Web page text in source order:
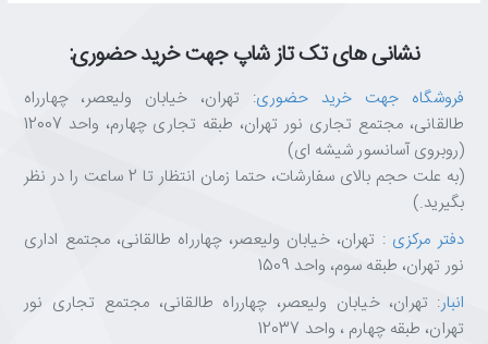
خیالت از خرید راحت باشه.
ما اینجاییم تا تجربه‌ای متفاوت، حرفه‌ای و قابل اعتماد از خرید آنلاین رو
برات رقم بزنیم. تکتازشاپ یعنی خرید با خیال راحت، انتخاب با اطمینان.
نشانی های تک تاز شاپ جهت خرید حضوری:
فروشگاه جهت خرید حضوری: تهران، خیابان ولیعصر، چهارراه
طالقانی، مجتمع تجاری نور تهران، طبقه تجاری چهارم، واحد 12007
(روبروی آسانسور شیشه ای)
(به علت حجم بالای سفارشات، حتما زمان انتظار تا 2 ساعت را در نظر
بگیرید.)
دفتر مرکزی : تهران، خیابان ولیعصر، چهارراه طالقانی، مجتمع اداری
نور تهران، طبقه سوم، واحد 1509
انبار: تهران، خیابان ولیعصر، چهارراه طالقانی، مجتمع تجاری نور
تهران، طبقه چهارم ، واحد 12037